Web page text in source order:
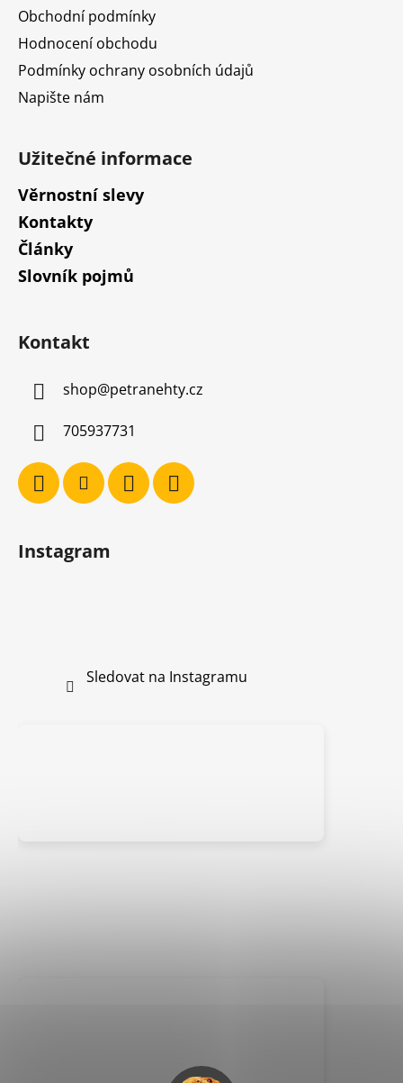
Obchodní podmínky
Hodnocení obchodu
Podmínky ochrany osobních údajů
Napište nám
Užitečné informace
Věrnostní slevy
Kontakty
Články
Slovník pojmů
Kontakt
shop@petranehty.cz
705937731
Instagram
Sledovat na Instagramu